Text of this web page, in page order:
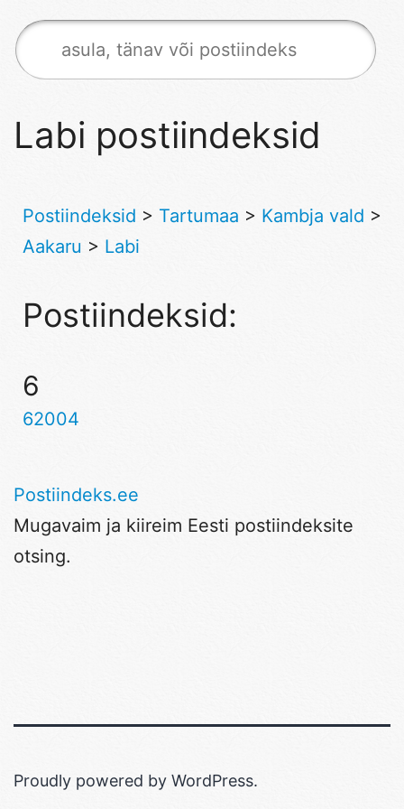
Labi postiindeksid
Postiindeksid > Tartumaa > Kambja vald >
Aakaru > Labi
Postiindeksid:
6
62004
Postiindeks.ee
Mugavaim ja kiireim Eesti postiindeksite
otsing.
Proudly powered by WordPress.